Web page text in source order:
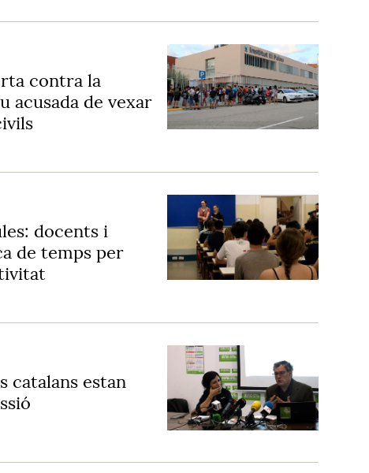
contra la
acusada de vexar
docents i
de temps per
catalans estan